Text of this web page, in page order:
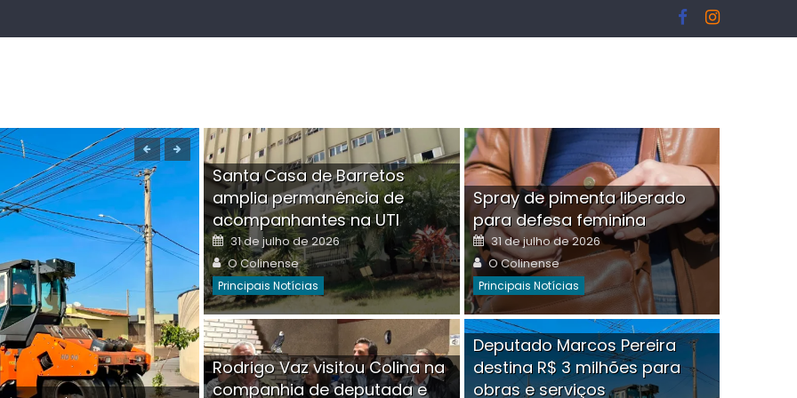
Boutique na Av. Ângelo Martins Tristão é
invadida por criminoso mascarado
Posted
30 de julho de 2026 Author
O Colinense Comment(0)
Santa Casa de Barretos
amplia permanência de
acompanhantes na UTI
Posted
on
31 de julho de 2026
Author
O Colinense
Principais Notícias
Spray de pimenta liberado
para defesa feminina
Posted
on
31 de julho de 2026
Author
O Colinense
Principais Notícias
Rodrigo Vaz visitou Colina na
companhia de deputada e
Deputado Marcos Pereira
destina R$ 3 milhões para
obras e serviços